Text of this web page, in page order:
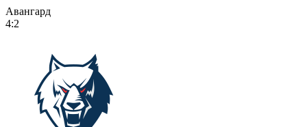
Авангард
4:2